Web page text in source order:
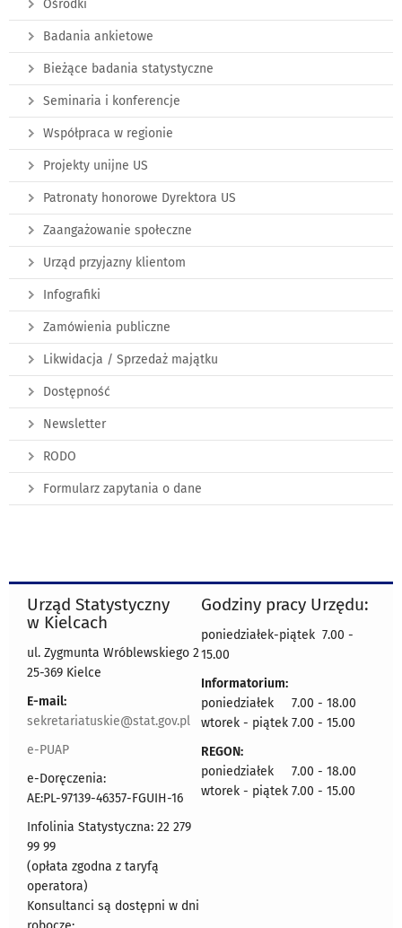
Ośrodki
Badania ankietowe
Bieżące badania statystyczne
Seminaria i konferencje
Współpraca w regionie
Projekty unijne US
Patronaty honorowe Dyrektora US
Zaangażowanie społeczne
Urząd przyjazny klientom
Infografiki
Zamówienia publiczne
Likwidacja / Sprzedaż majątku
Dostępność
Newsletter
RODO
Formularz zapytania o dane
Urząd Statystyczny
w Kielcach
ul. Zygmunta Wróblewskiego 2
25-369 Kielce
E-mail:
sekretariatuskie@stat.gov.pl
e-PUAP
e-Doręczenia:
AE:PL-97139-46357-FGUIH-16
Infolinia Statystyczna: 22 279
99 99
(opłata zgodna z taryfą
operatora)
Konsultanci są dostępni w dni
Godziny pracy Urzędu:
poniedziałek-piątek 7.00 -
15.00
Informatorium:
poniedziałek 7.00 - 18.00
wtorek - piątek 7.00 - 15.00
REGON:
poniedziałek 7.00 - 18.00
wtorek - piątek 7.00 - 15.00